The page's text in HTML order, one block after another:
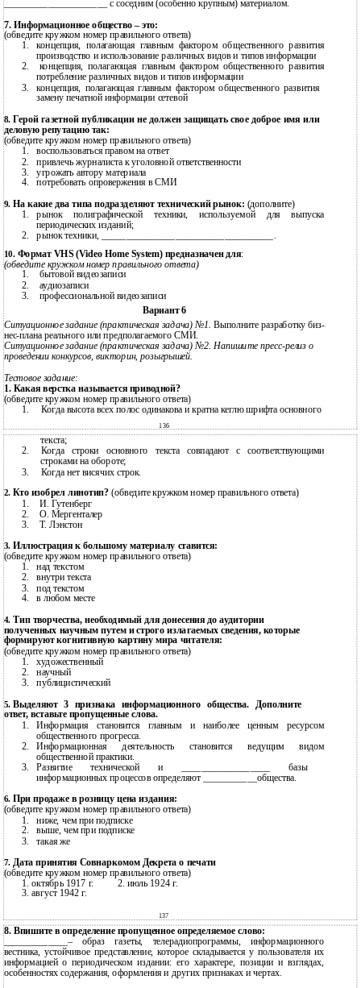
_____________________ с соседним (особенно крупным) материалом.
7. Информационное общество – это:
(обведите кружком номер правильного ответа)
1. концепция, полагающая главным фактором общественного развития
производство и использование различных видов и типов информации
2. концепция, полагающая главным фактором общественного развития
потребление различных видов и типов информации
3.
концепция, полагающая главным фактором общественного развития
замену печатной информации сетевой
8. Герой газетной публикации не должен защищать свое доброе имя или
деловую репутацию так:
(обведите кружком номер правильного ответа)
1.
воспользоваться правом на ответ
2.
привлечь журналиста к уголовной ответственности
3.
угрожать автору материала
4.
потребовать опровержения в СМИ
9. На какие два типа подразделяют технический рынок: (дополните)
1.
рынок полиграфической техники, используемой для выпуска
периодических изданий;
2.
рынок техники, ___________________________________.
10. Формат VHS (Video Home System) предназначен для:
(обведите кружком номер правильного ответа)
1. бытовой видеозаписи
2. аудиозаписи
3. профессиональной видеозаписи
Вариант 6
Ситуационное задание (практическая задача) №1.Выполните разработку биз-
нес-плана реального или предполагаемого СМИ.
Ситуационное задание (практическая задача) №2. Напишите пресс-релиз о
проведении конкурсов, викторин, розыгрышей.
Тестовое задание:
1. Какая верстка называется приводной?
(обведите кружком номер правильного ответа)
1.
Когда высота всех полос одинакова и кратна кеглю шрифта основного
136
текста;
2. Когда строки основного текста совпадают с соответствующими
строками на обороте;
3.
Когда нет висячих строк.
2. Кто изобрел линотип?(обведите кружком номер правильного ответа)
1.
И. Гутенберг
2. О. Мергенталер
3. Т. Лэнстон
3. Иллюстрация к большому материалу ставится:
(обведите кружком номер правильного ответа)
1. над текстом
2. внутри текста
3.
под текстом
4.
в любом месте
4. Тип творчества, необходимый для донесения до аудитории
полученных научным путем и строго излагаемых сведения, которые
формируют когнитивную картину мира читателя:
(обведите кружком номер правильного ответа)
1.
художественный
2.
научный
3.
публицистический
5. Выделяют 3 признака информационного общества. Дополните
ответ, вставьте пропущенные слова.
1.
Информация становится главным и наиболее ценным ресурсом
общественного прогресса.
2.
Информационная деятельность становится ведущим видом
общественной практики.
3.
Развитие технической и __________________ базы
информационных процессов определяют ___________общества.
6. При продаже в розницу цена издания:
(обведите кружком номер правильного ответа)
1.
ниже, чем при подписке
2.
выше, чем при подписке
3.
такая же
7. Дата принятия Совнаркомом Декрета о печати
(обведите кружком номер правильного ответа)
1. октябрь 1917 г.
2. июль 1924 г.
3. август 1942 г.
137
8. Впишите в определение пропущенное определяемое слово:
_____________– образ газеты, телерадиопрограммы, информационного
вестника, устойчивое представление, которое складывается у пользователя их
информацией о периодическом издании: его характере, позиции и взглядах,
особенностях содержания, оформления и других признаках и чертах.